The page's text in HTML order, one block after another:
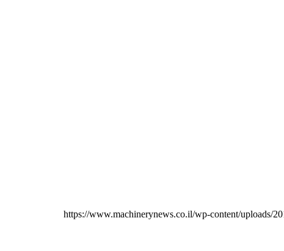
https://www.machinerynews.co.il/wp-content/uploads/